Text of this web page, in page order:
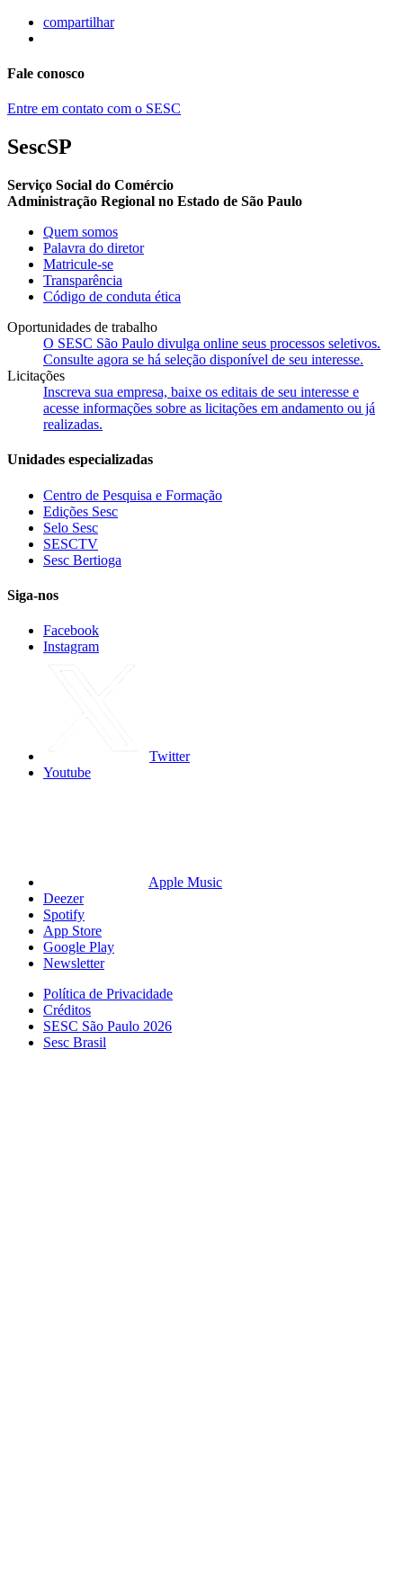
compartilhar
Fale conosco
Entre em contato com o SESC
SescSP
Serviço Social do Comércio
Administração Regional no Estado de São Paulo
Quem somos
Palavra do diretor
Matricule-se
Transparência
Código de conduta ética
Oportunidades de trabalho
O SESC São Paulo divulga online seus processos seletivos.
Consulte agora se há seleção disponível de seu interesse.
Licitações
Inscreva sua empresa, baixe os editais de seu interesse e
acesse informações sobre as licitações em andamento ou já
realizadas.
Unidades especializadas
Centro de Pesquisa e Formação
Edições Sesc
Selo Sesc
SESCTV
Sesc Bertioga
Siga-nos
Facebook
Instagram
Twitter
Youtube
Apple Music
Deezer
Spotify
App Store
Google Play
Newsletter
Política de Privacidade
Créditos
SESC São Paulo 2026
Sesc Brasil